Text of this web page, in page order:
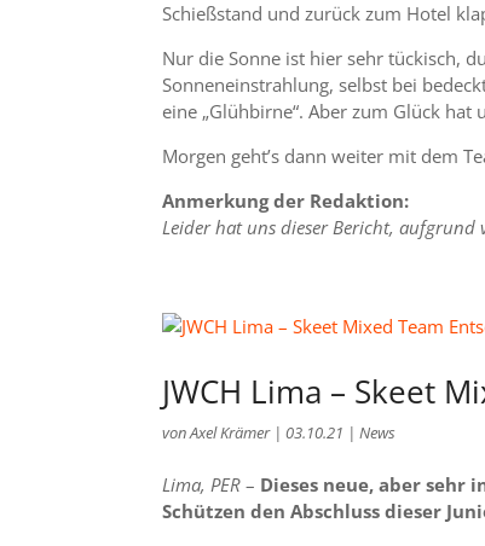
Schießstand und zurück zum Hotel
Nur die Sonne ist hier sehr tückisch,
Sonneneinstrahlung, selbst bei
eine „Glühbirne“. Aber zum Glück
Morgen geht’s dann weiter mit dem
Anmerkung der Redaktion:
Leider hat uns dieser Bericht, aufgrund
JWCH Lima – Skeet
vonAxel Krämer|03.10.21 |News
Lima, PER – Dieses neue, aber
Schützen den Abschluss dieser